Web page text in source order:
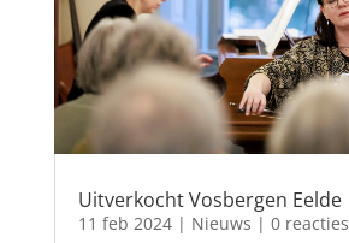
Uitverkocht Vosbergen Eelde
11 feb 2024| Nieuws | 0 reacties